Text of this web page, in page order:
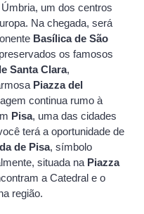
um dos centros
Na chegada, será
Basílica de São
os famosos
Santa Clara,
Piazza del
continua rumo à
Pisa, uma das cidades
terá a oportunidade de
de Pisa, símbolo
situada na Piazza
a Catedral e o
região.